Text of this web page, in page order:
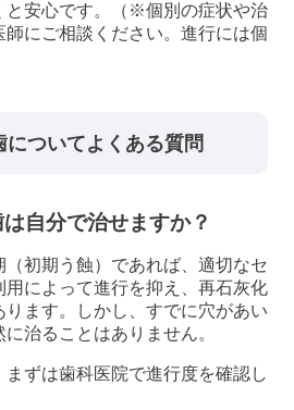
と安心です。（※個別の症状や治
にご相談ください。進行には個
についてよくある質問
自分で治せますか？
初期う蝕）であれば、適切なセ
用によって進行を抑え、再石灰化
ります。しかし、すでに穴があい
治ることはありません。
まずは歯科医院で進行度を確認し